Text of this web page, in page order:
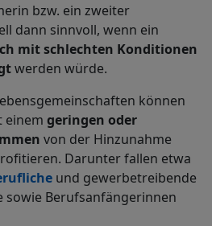
bzw. ein zweiter
dann sinnvoll, wenn ein
mit schlechten Konditionen
werden würde.
können
einem geringen oder
von der Hinzunahme
Darunter fallen etwa
und gewerbetreibende
sowie Berufsanfängerinnen